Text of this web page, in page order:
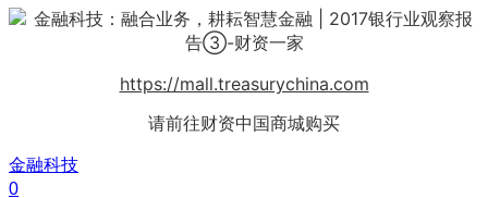
https://mall.treasurychina.com
请前往财资中国商城购买
金融科技
0